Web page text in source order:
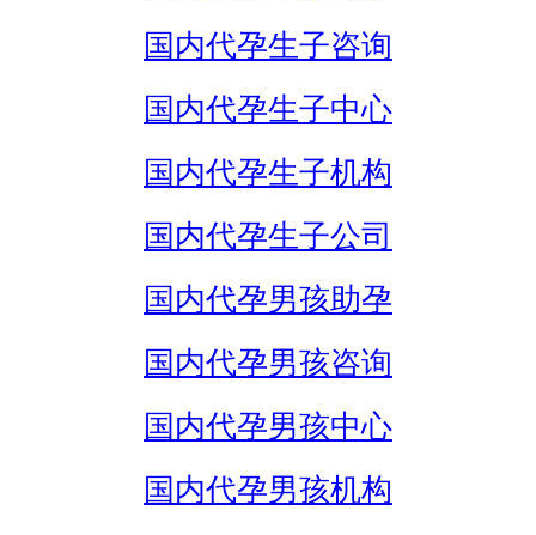
国内代孕生子咨询
国内代孕生子中心
国内代孕生子机构
国内代孕生子公司
国内代孕男孩助孕
国内代孕男孩咨询
国内代孕男孩中心
国内代孕男孩机构